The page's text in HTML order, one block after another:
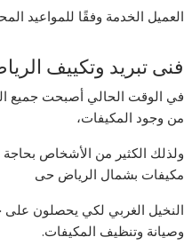
العميل الخدمة وفقًا للمواعيد
فنى تبريد وتكييف
في الوقت الحالي أصبحت جميع
من وجود المكيفات،
ولذلك الكثير من الأشخاص
مكيفات بشمال الرياض حى
النخيل الغربي لكي يحصلون
وصيانة وتنظيف المكيفات.